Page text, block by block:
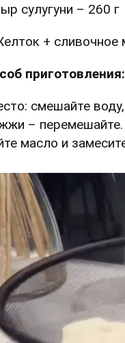
сулугуни – 260 г
+ сливочное
приготовления:
смешайте
– перемешайте.
масло и